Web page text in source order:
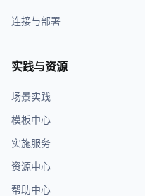
连接与部署
实践与资源
场景实践
模板中心
实施服务
资源中心
帮助中心